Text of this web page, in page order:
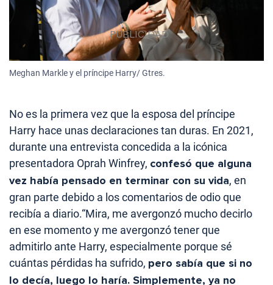
Meghan Markle y el príncipe Harry/ Gtres.
No es la primera vez que la esposa del príncipe
Harry hace unas declaraciones tan duras. En 2021,
durante una entrevista concedida a la icónica
presentadora Oprah Winfrey, confesó que alguna
vez había pensado en terminar con su vida, en
gran parte debido a los comentarios de odio que
recibía a diario.“Mira, me avergonzó mucho decirlo
en ese momento y me avergonzó tener que
admitirlo ante Harry, especialmente porque sé
cuántas pérdidas ha sufrido, pero sabía que si no
lo decía, luego lo haría. Simplemente, ya no